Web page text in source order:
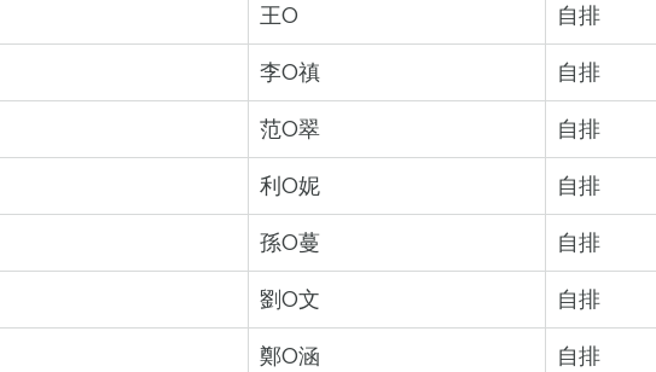
王O 自排
李O禛 自排
范O翠 自排
利O妮 自排
孫O蔓 自排
劉O文 自排
鄭O涵 自排